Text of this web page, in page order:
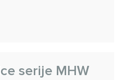
serije MHW